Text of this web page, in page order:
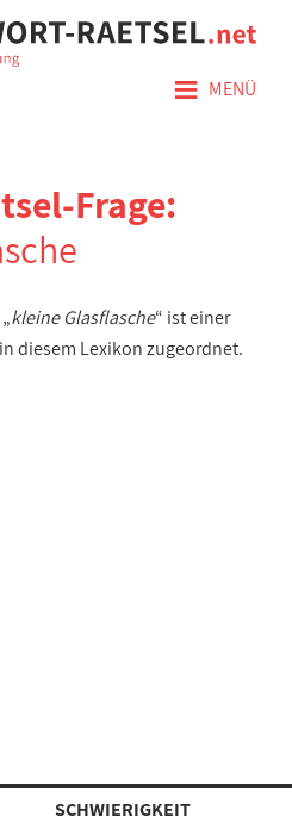
≡ MENÜ
Frage:
kleine Glasflasche“ ist einer
diesem Lexikon zugeordnet.
SCHWIERIGKEIT